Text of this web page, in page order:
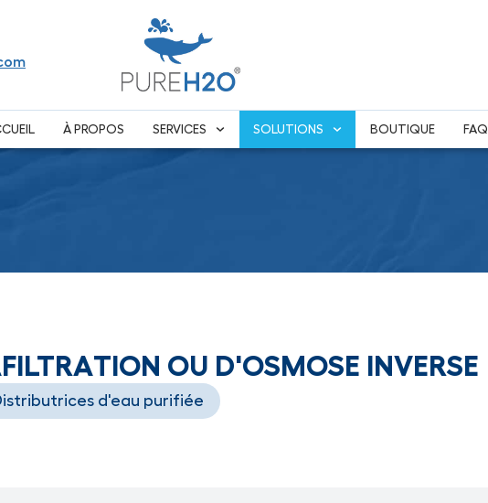
À PROPOS SERVICES SOLUTIONS BOUTIQUE FAQ
OU D'OSMOSE INVERSE
d'eau purifiée